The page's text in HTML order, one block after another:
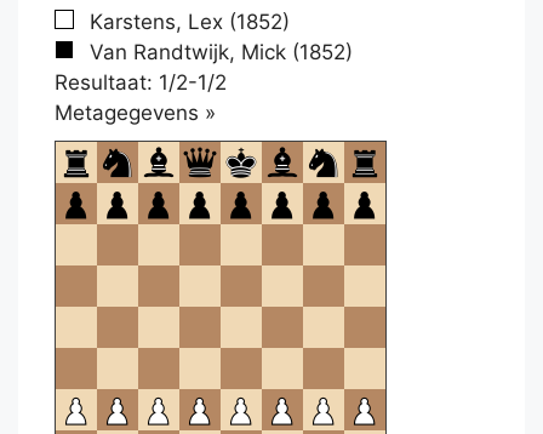
Karstens, Lex (1852)
Van Randtwijk, Mick (1852)
Resultaat: 1/2-1/2
Metagegevens »
om
te
openen.